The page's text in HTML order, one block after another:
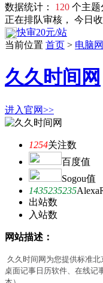
数据统计： 120 个主题
正在排队审核， 今日
快审20元/站
当前位置 首页 > 电脑
久久时间网
进入官网>>
1254关注数
百度值
Sogou值
1435235235
出站数
入站数
网站描述：
久久时间网为您提供标准北
桌面记事日历软件、在线记